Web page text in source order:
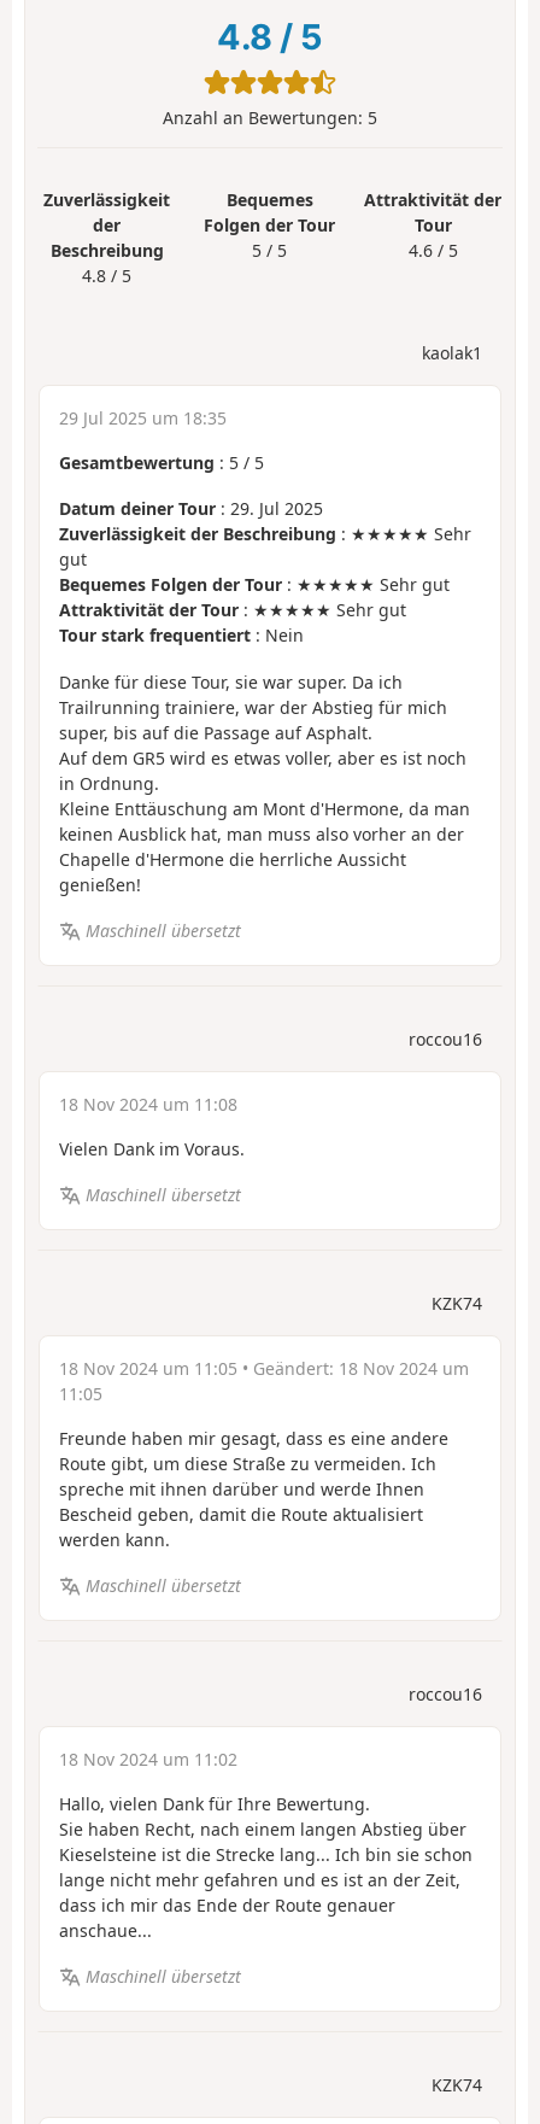
4.8 / 5
Anzahl an Bewertungen: 5
Zuverlässigkeit
der
Beschreibung
4.8 / 5
Bequemes
Folgen der Tour
5 / 5
Attraktivität der
Tour
4.6 / 5
kaolak1
29 Jul 2025 um 18:35
Gesamtbewertung : 5 / 5
Datum deiner Tour : 29. Jul 2025
Zuverlässigkeit der Beschreibung : ★★★★★ Sehr
gut
Bequemes Folgen der Tour : ★★★★★ Sehr gut
Attraktivität der Tour : ★★★★★ Sehr gut
Tour stark frequentiert : Nein
Danke für diese Tour, sie war super. Da ich
Trailrunning trainiere, war der Abstieg für mich
super, bis auf die Passage auf Asphalt.
Auf dem GR5 wird es etwas voller, aber es ist noch
in Ordnung.
Kleine Enttäuschung am Mont d'Hermone, da man
keinen Ausblick hat, man muss also vorher an der
Chapelle d'Hermone die herrliche Aussicht
genießen!
Maschinell übersetzt
roccou16
18 Nov 2024 um 11:08
Vielen Dank im Voraus.
Maschinell übersetzt
KZK74
18 Nov 2024 um 11:05 • Geändert: 18 Nov 2024 um
11:05
Freunde haben mir gesagt, dass es eine andere
Route gibt, um diese Straße zu vermeiden. Ich
spreche mit ihnen darüber und werde Ihnen
Bescheid geben, damit die Route aktualisiert
werden kann.
Maschinell übersetzt
roccou16
18 Nov 2024 um 11:02
Hallo, vielen Dank für Ihre Bewertung.
Sie haben Recht, nach einem langen Abstieg über
Kieselsteine ist die Strecke lang... Ich bin sie schon
lange nicht mehr gefahren und es ist an der Zeit,
dass ich mir das Ende der Route genauer
anschaue...
Maschinell übersetzt
KZK74